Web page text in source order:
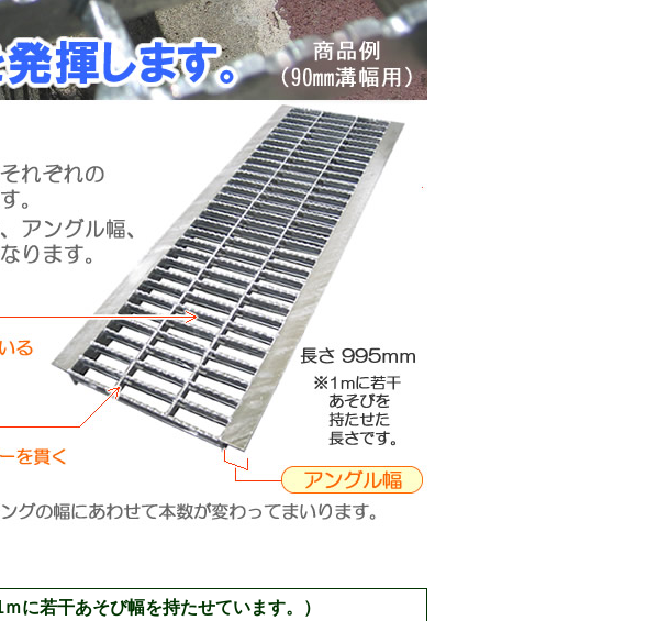
若干あそび幅を持たせています。）